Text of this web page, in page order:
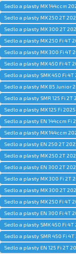
Sedlo a plasty MX 144ccm
Sedlo a plasty MX 250 2T
Sedlo a plasty MX 300 2T
Sedlo a plasty MX 250 Fi 4T
Sedlo a plasty MX 300 Fi 4T
Sedlo a plasty MX 450 Fi 4T
Sedlo a plasty SMK 450 Fi 4T
Sedlo a plasty MX 85 Junior
Sedlo a plasty SMR 125 Fi 2T
Sedlo a plasty MX 125 Fi
Sedlo a plasty EN 144ccm Fi
Sedlo a plasty MX 144ccm
Sedlo a plasty EN 250 2T
Sedlo a plasty MX 250 2T
Sedlo a plasty EN 300 2T
Sedlo a plasty MX 300 Fi 2T
Sedlo a plasty MX 300 2T
Sedlo a plasty MX 250 Fi 4T
Sedlo a plasty EN 300 Fi 4T
Sedlo a plasty SMK 450 Fi 4T
Sedlo a plasty SMR 450 Fi 4T
Sedlo a plasty EN 125 Fi 2T